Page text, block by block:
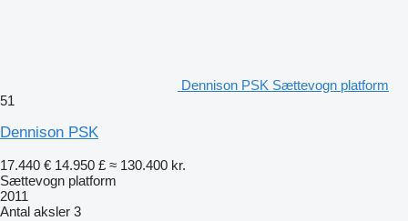
Dennison PSK Sættevogn platform
51
Dennison PSK
17.440 € 14.950 £ ≈ 130.400 kr.
Sættevogn platform
2011
Antal aksler 3